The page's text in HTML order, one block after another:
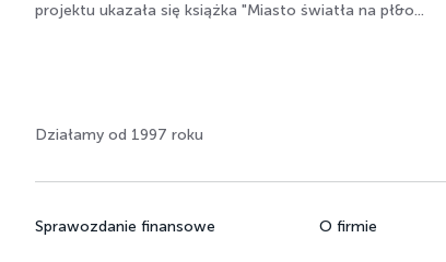
projektu ukazała się książka "Miasto światła na pł&o...
Działamy od 1997 roku
Sprawozdanie finansowe O firmie